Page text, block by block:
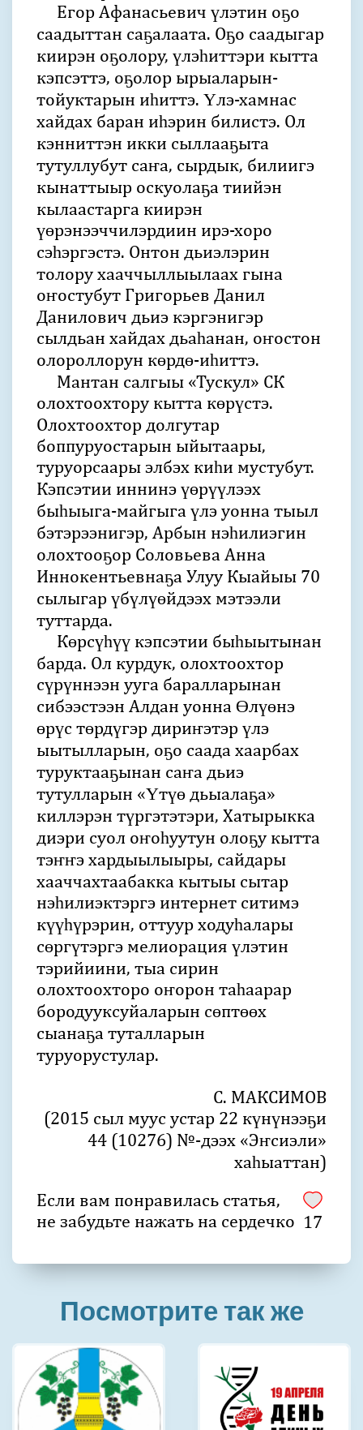
Егор Афанасьевич үлэтин оҕо
саадыттан саҕалаата. Оҕо саадыгар
киирэн оҕолору, үлэһиттэри кытта
кэпсэттэ, оҕолор ырыаларын-
тойуктарын иһиттэ. Үлэ-хамнас
хайдах баран иһэрин билистэ. Ол
кэнниттэн икки сыллааҕыта
тутуллубут саҥа, сырдык, билиигэ
кынаттыыр оскуолаҕа тиийэн
кылаастарга киирэн
үөрэнээччилэрдиин ирэ-хоро
сэһэргэстэ. Онтон дьиэлэрин
толору хааччыллыылаах гына
оҥостубут Григорьев Данил
Данилович дьиэ кэргэнигэр
сылдьан хайдах дьаһанан, оҥостон
олороллорун көрдө-иһиттэ.
Мантан салгыы «Тускул» СК
олохтоохтору кытта көрүстэ.
Олохтоохтор долгутар
боппуруостарын ыйытаары,
туруорсаары элбэх киһи мустубут.
Кэпсэтии иннинэ үөрүүлээх
быһыыга-майгыга үлэ уонна тыыл
бэтэрээнигэр, Арбын нэһилиэгин
олохтооҕор Соловьева Анна
Иннокентьевнаҕа Улуу Кыайыы 70
сылыгар үбүлүөйдээх мэтээли
туттарда.
Көрсүһүү кэпсэтии быһыытынан
барда. Ол курдук, олохтоохтор
сүрүннээн ууга баралларынан
сибээстээн Алдан уонна Өлүөнэ
өрүс төрдүгэр дириҥэтэр үлэ
ыытылларын, оҕо саада хаарбах
туруктааҕынан саҥа дьиэ
тутулларын «Үтүө дьыалаҕа»
киллэрэн түргэтэтэри, Хатырыкка
диэри суол оҥоһуутун олоҕу кытта
тэҥҥэ хардыылыыры, сайдары
хааччахтаабакка кытыы сытар
нэһилиэктэргэ интернет ситимэ
күүһүрэрин, оттуур ходуһалары
сөргүтэргэ мелиорация үлэтин
тэрийиини, тыа сирин
олохтоохторо оҥорон таһааpap
бородууксуйаларын сөптөөх
сыанаҕа туталларын
туруорустулар.
С. МАКСИМОВ
(2015 сыл муус устар 22 күнүнээҕи
44 (10276) №-дээх «Эҥсиэли»
хаһыаттан)
Если вам понравилась статья,
не забудьте нажать на сердечко 17
Посмотрите так же